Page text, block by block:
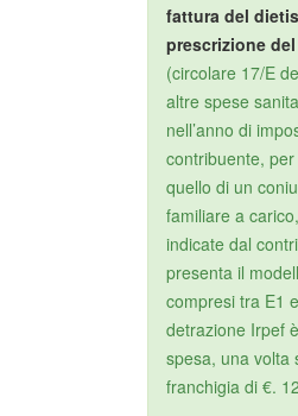
fattura del
prescrizione
(circolare 17/E
altre spese
nell’anno di
contribuente,
quello di un
familiare a
indicate dal
presenta il
compresi tra E1
detrazione Irpef
spesa, una volta
franchigia di €.